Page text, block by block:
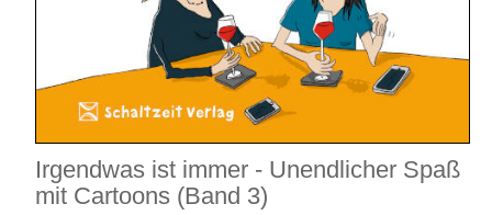
Irgendwas ist immer - Unendlicher Spaß
mit Cartoons (Band 3)